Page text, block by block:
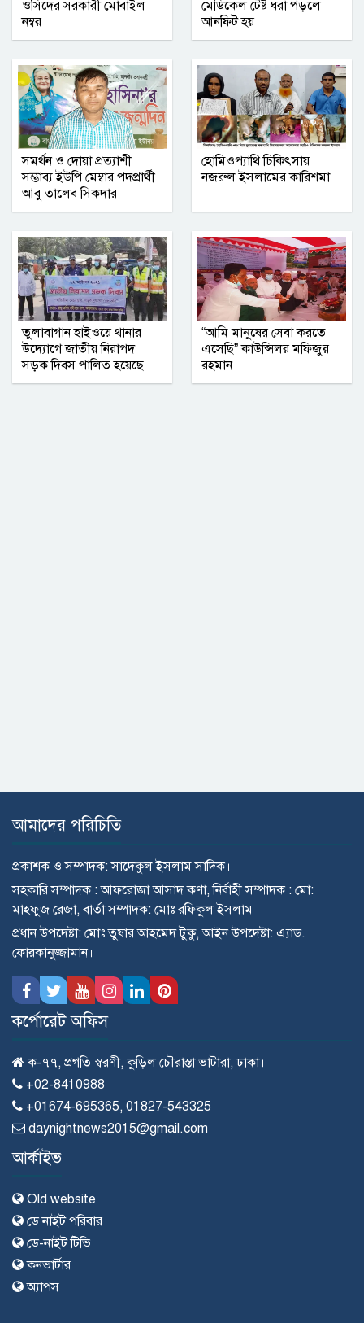
ওসিদের সরকারী মোবাইল
নম্বর
মেডিকেল টেষ্ট ধরা পড়লে
আনফিট হয়
সমর্থন ও দোয়া প্রত্যাশী
সম্ভাব্য ইউপি মেম্বার পদপ্রার্থী
আবু তালেব সিকদার
হোমিওপ্যাথি চিকিৎসায়
নজরুল ইসলামের কারিশমা
তুলাবাগান হাইওয়ে থানার
উদ্যোগে জাতীয় নিরাপদ
সড়ক দিবস পালিত হয়েছে
“আমি মানুষের সেবা করতে
এসেছি” কাউন্সিলর মফিজুর
রহমান
আমাদের পরিচিতি
প্রকাশক ও সম্পাদক: সাদেকুল ইসলাম সাদিক।
সহকারি সম্পাদক : আফরোজা আসাদ কণা, নির্বাহী সম্পাদক : মো:
মাহ্ফুজ রেজা, বার্তা সম্পাদক: মোঃ রফিকুল ইসলাম
প্রধান উপদেষ্টা: মোঃ তুষার আহমেদ টুকু, আইন উপদেষ্টা: এ্যাড.
ফোরকানুজ্জামান।
কর্পোরেট অফিস
ক-৭৭, প্রগতি স্বরণী, কুড়িল চৌরাস্তা ভাটারা, ঢাকা।
+02-8410988
+01674-695365, 01827-543325
daynightnews2015@gmail.com
আর্কাইভ
Old website
ডে নাইট পরিবার
ডে-নাইট টিভি
কনভার্টার
অ্যাপস